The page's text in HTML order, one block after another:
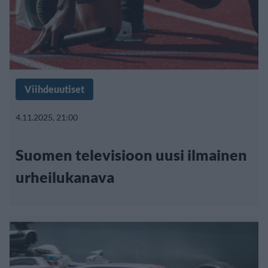
Viihdeuutiset
4.11.2025, 21:00
Suomen televisioon uusi ilmainen
urheilukanava